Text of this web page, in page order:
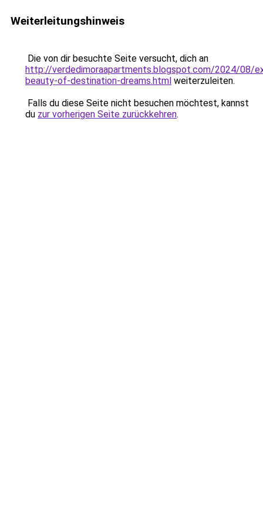
Weiterleitungshinweis
Die von dir besuchte Seite versucht, dich an
http://verdedimoraapartments.blogspot.com/2024/08/
beauty-of-destination-dreams.html weiterzuleiten.
Falls du diese Seite nicht besuchen möchtest, kannst
du zur vorherigen Seite zurückkehren.